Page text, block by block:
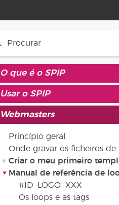
O que é o SPIP
Usar o SPIP
Webmasters
Princípio geral
Onde gravar os ficheiros de
Criar o meu primeiro
Manual de referência de
#ID_LOGO_XXX
Os loops e as tags